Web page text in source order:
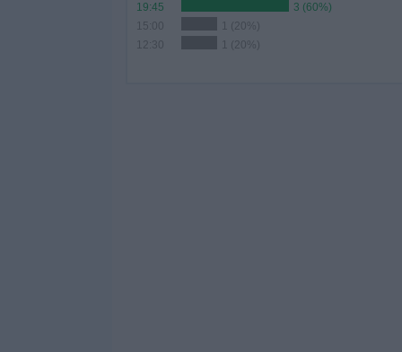
19:45
3 (60%)
15:00
1 (20%)
12:30
1 (20%)